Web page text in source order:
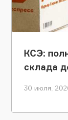
КСЭ:
склада
30 июля,